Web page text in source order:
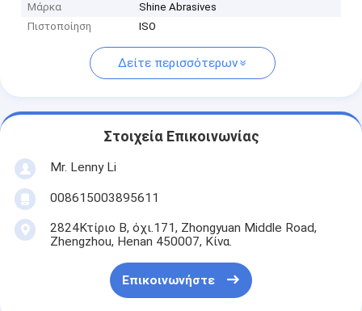
Μάρκα
Shine Abrasives
Πιστοποίηση
ISO
Δείτε περισσότερων
Στοιχεία Επικοινωνίας
Mr. Lenny Li
008615003895611
2824Κτίριο Β, όχι.171, Zhongyuan Middle Road,
Zhengzhou, Henan 450007, Κίνα.
Επικοινωνήστε